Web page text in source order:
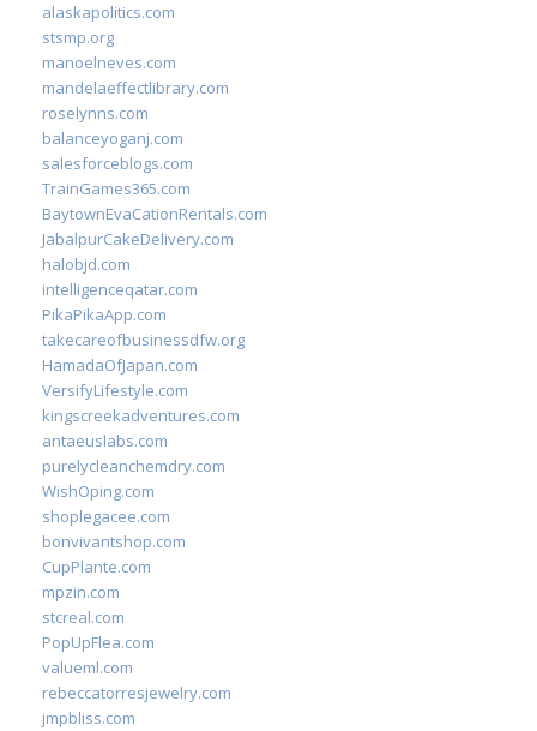
alaskapolitics.com
stsmp.org
manoelneves.com
mandelaeffectlibrary.com
roselynns.com
balanceyoganj.com
salesforceblogs.com
TrainGames365.com
BaytownEvaCationRentals.com
JabalpurCakeDelivery.com
halobjd.com
intelligenceqatar.com
PikaPikaApp.com
takecareofbusinessdfw.org
HamadaOfJapan.com
VersifyLifestyle.com
kingscreekadventures.com
antaeuslabs.com
purelycleanchemdry.com
WishOping.com
shoplegacee.com
bonvivantshop.com
CupPlante.com
mpzin.com
stcreal.com
PopUpFlea.com
valueml.com
rebeccatorresjewelry.com
jmpbliss.com